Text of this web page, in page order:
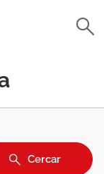
Cercar